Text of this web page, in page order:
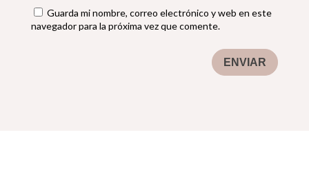
Guarda mi nombre, correo electrónico y web en este
navegador para la próxima vez que comente.
ENVIAR